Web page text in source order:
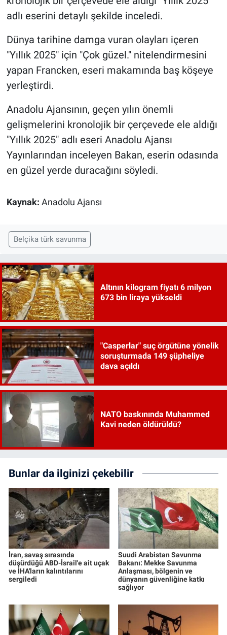
adlı eserini detaylı şekilde inceledi.
Dünya tarihine damga vuran olayları içeren
"Yıllık 2025" için "Çok güzel." nitelendirmesini
yapan Francken, eseri makamında baş köşeye
yerleştirdi.
Anadolu Ajansının, geçen yılın önemli
gelişmelerini kronolojik bir çerçevede ele aldığı
"Yıllık 2025" adlı eseri Anadolu Ajansı
Yayınlarından inceleyen Bakan, eserin odasında
en güzel yerde duracağını söyledi.
Kaynak: Anadolu Ajansı
Belçika türk savunma
Altının kilogram fiyatı 6 milyon
673 bin liraya yükseldi
"Casperlar" suç örgütüne yönelik
soruşturmada 149 şüpheliye
dava açıldı
NATO baskınında Muhammed
Kavi neden öldürüldü?
Bunlar da ilginizi çekebilir
İran, savaş sırasında
düşürdüğü ABD-İsrail'e ait uçak
ve İHA'ların kalıntılarını
sergiledi
Suudi Arabistan Savunma
Bakanı: Mekke Savunma
Anlaşması, bölgenin ve
dünyanın güvenliğine katkı
sağlıyor